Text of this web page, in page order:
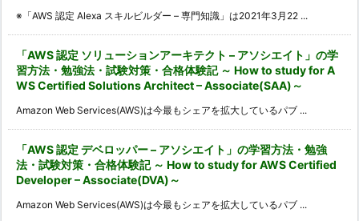
※「AWS 認定 Alexa スキルビルダー – 専門知識」は2021年3月22 ...
「AWS 認定 ソリューションアーキテクト – アソシエイト」の学
習方法・勉強法・試験対策・合格体験記 ～ How to study for A
WS Certified Solutions Architect – Associate(SAA)～
Amazon Web Services(AWS)は今最もシェアを拡大しているパブ ...
「AWS 認定 デベロッパー – アソシエイト」の学習方法・勉強
法・試験対策・合格体験記 ～ How to study for AWS Certified
Developer – Associate(DVA)～
Amazon Web Services(AWS)は今最もシェアを拡大しているパブ ...